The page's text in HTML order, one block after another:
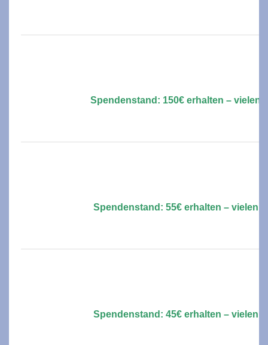
Spendenstand: 150€ erhalten – vielen
Spendenstand: 55€ erhalten – vielen
Spendenstand: 45€ erhalten – vielen